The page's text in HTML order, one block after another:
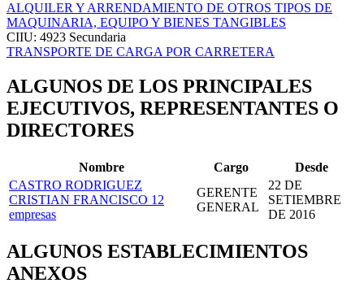
ALQUILER Y ARRENDAMIENTO DE OTROS TIPOS DE
MAQUINARIA, EQUIPO Y BIENES TANGIBLES
CIIU: 4923 Secundaria
TRANSPORTE DE CARGA POR CARRETERA
ALGUNOS DE LOS PRINCIPALES
EJECUTIVOS, REPRESENTANTES O
DIRECTORES
Nombre Cargo
Desde
CASTRO RODRIGUEZ
CRISTIAN FRANCISCO 12
empresas
GERENTE
GENERAL
22 DE
SETIEMBRE
DE 2016
ALGUNOS ESTABLECIMIENTOS
ANEXOS